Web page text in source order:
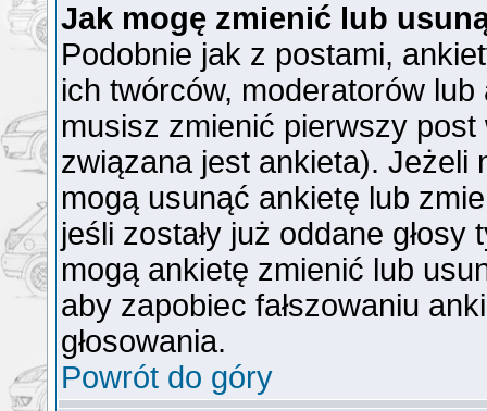
Jak mogę zmienić lub
Podobnie jak z postami,
ich twórców, moderatorów
musisz zmienić pierwszy
związana jest ankieta). Jeżeli
mogą usunąć ankietę lub
jeśli zostały już oddane
mogą ankietę zmienić lub
aby zapobiec fałszowaniu
głosowania.
Powrót do góry